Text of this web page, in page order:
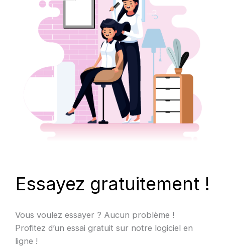
Essayez gratuitement !
Vous voulez essayer ? Aucun problème !
Profitez d’un essai gratuit sur notre logiciel en
ligne !